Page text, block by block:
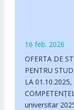
16 feb. 2026
OFERTA DE
PENTRU
LA
universitar